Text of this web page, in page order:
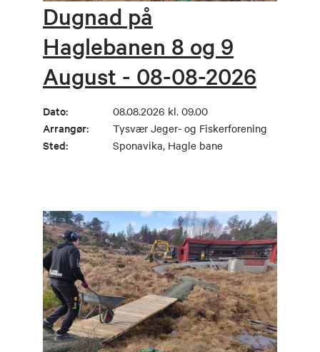
Dugnad på
Haglebanen 8 og 9
August - 08-08-2026
Dato: 08.08.2026 kl. 09.00
Arrangør: Tysvær Jeger- og Fiskerforening
Sted: Sponavika, Hagle bane